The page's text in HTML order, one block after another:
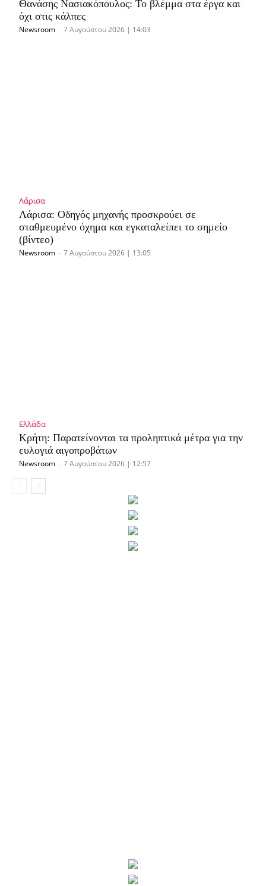
Θανάσης Νασιακόπουλος: Το βλέμμα στα έργα και
όχι στις κάλπες
Newsroom - 7 Αυγούστου 2026 | 14:03
Λάρισα
Λάρισα: Οδηγός μηχανής προσκρούει σε
σταθμευμένο όχημα και εγκαταλείπει το σημείο
(βίντεο)
Newsroom - 7 Αυγούστου 2026 | 13:05
Ελλάδα
Κρήτη: Παρατείνονται τα προληπτικά μέτρα για την
ευλογιά αιγοπροβάτων
Newsroom - 7 Αυγούστου 2026 | 12:57